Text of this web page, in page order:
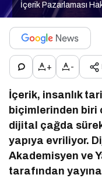
İçerik Pazarlaması
+ -
İçerik, insanlık
biçimlerinden biri
dijital çağda
yapıya evriliyor.
Akademisyen ve
tarafından